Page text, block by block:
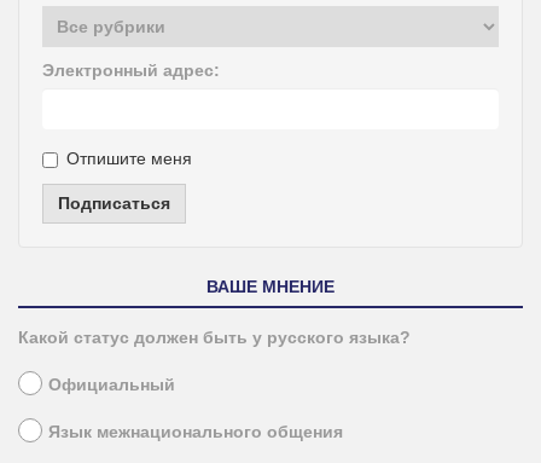
Электронный адрес:
Отпишите меня
Подписаться
ВАШЕ МНЕНИЕ
Какой статус должен быть у русского языка?
Официальный
Язык межнационального общения